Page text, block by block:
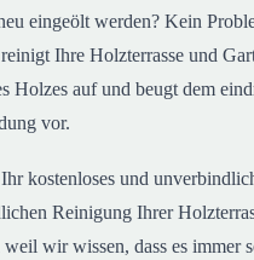
eingeölt werden? Kein
Ihre Holzterrasse und
Holzes auf und beugt dem
vor.
kostenloses und
Reinigung Ihrer
wir wissen, dass es immer